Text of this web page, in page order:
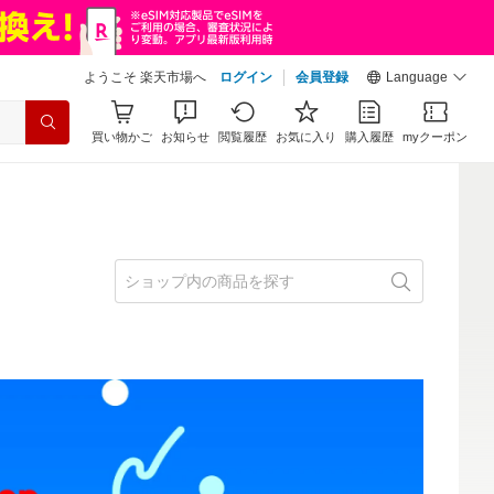
ようこそ 楽天市場へ ログイン 会員登録 Language
買い物かご お知らせ 閲覧履歴 お気に入り 購入履歴 myクーポン